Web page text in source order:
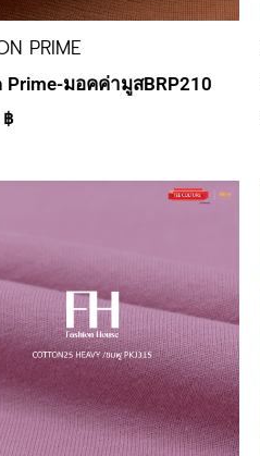
PRIME
Prime-มอคค่ามูสBRP210
฿